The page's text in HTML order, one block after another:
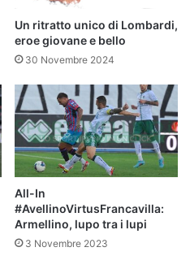
Un ritratto unico di Lombardi,
eroe giovane e bello
30 Novembre 2024
All-In
#AvellinoVirtusFrancavilla:
Armellino, lupo tra i lupi
3 Novembre 2023